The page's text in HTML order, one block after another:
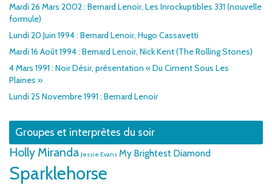
Mardi 26 Mars 2002 : Bernard Lenoir, Les Inrockuptibles 331 (nouvelle
formule)
Lundi 20 Juin 1994 : Bernard Lenoir, Hugo Cassavetti
Mardi 16 Août 1994 : Bernard Lenoir, Nick Kent (The Rolling Stones)
4 Mars 1991 : Noir Désir, présentation « Du Ciment Sous Les
Plaines »
Lundi 25 Novembre 1991 : Bernard Lenoir
Groupes et interprètes du soir
Holly Miranda Jessie Evans My Brightest Diamond
Sparklehorse